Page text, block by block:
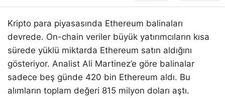
Kripto para piyasasında Ethereum balinaları
devrede. On-chain veriler büyük yatırımcıların kısa
sürede yüklü miktarda Ethereum satın aldığını
gösteriyor. Analist Ali Martinez’e göre balinalar
sadece beş günde 420 bin Ethereum aldı. Bu
alımların toplam değeri 815 milyon doları aştı.